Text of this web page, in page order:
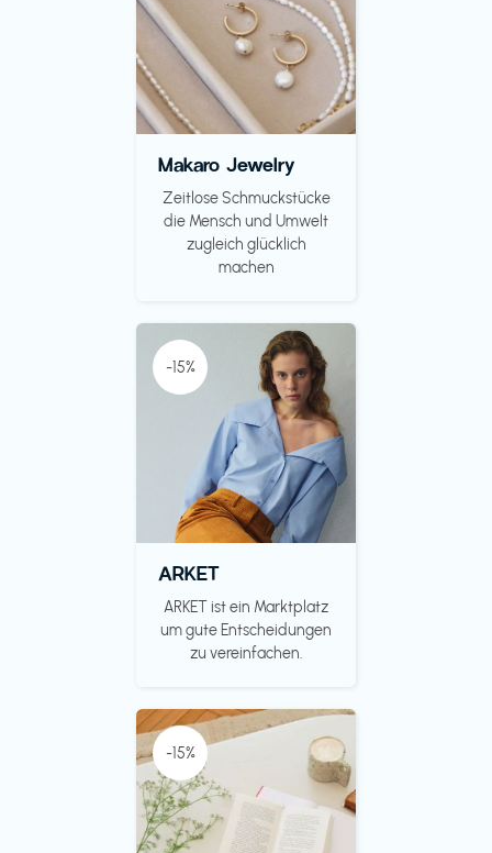
Makaro Jewelry
Zeitlose Schmuckstücke
die Mensch und Umwelt
zugleich glücklich
machen
-15%
ARKET
ARKET ist ein Marktplatz
um gute Entscheidungen
zu vereinfachen.
-15%